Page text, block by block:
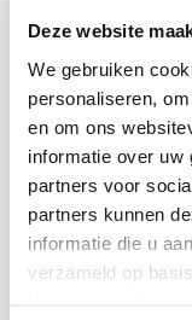
Deze website
We gebruiken
personaliseren,
en om ons
informatie over uw
partners voor
partners kunnen
informatie die u
verzameld op
ledenbeheer
In de eerste
jouw club. Je
contacten,
materiaal. Jullie
gegevens jullie
Daarnaast kan
delen metde
touwtjes in
club blijven, en